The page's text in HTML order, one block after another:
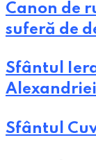
Canon de
suferă de
Sfântul
Alexandriei
Sfântul